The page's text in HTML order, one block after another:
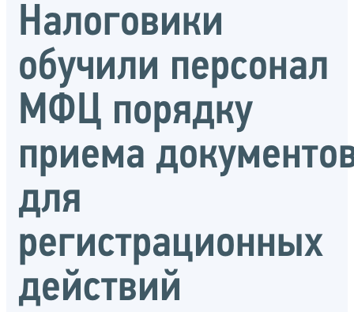
Налоговики
обучили персонал
МФЦ порядку
приема
для
регистрационных
действий